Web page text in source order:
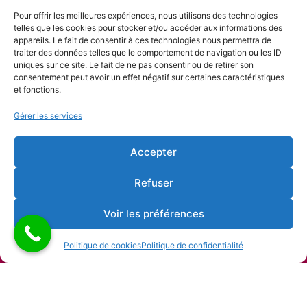
Pour offrir les meilleures expériences, nous utilisons des technologies
telles que les cookies pour stocker et/ou accéder aux informations des
appareils. Le fait de consentir à ces technologies nous permettra de
traiter des données telles que le comportement de navigation ou les ID
uniques sur ce site. Le fait de ne pas consentir ou de retirer son
consentement peut avoir un effet négatif sur certaines caractéristiques
et fonctions.
Gérer les services
Accepter
Refuser
Voir les préférences
Politique de cookiesPolitique de confidentialité
Nos partenaires